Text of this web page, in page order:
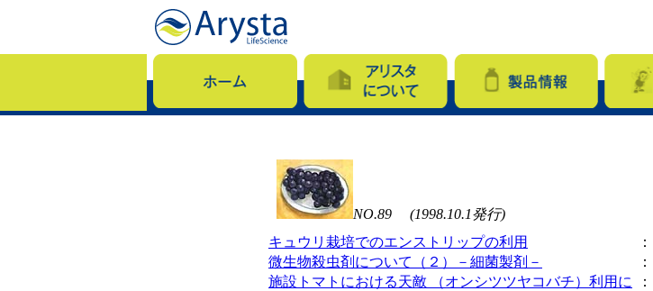
NO.89 (1998.10.1発行)
キュウリ栽培でのエンストリップの利用
：
微生物殺虫剤について（２）－細菌製剤－
：
施設トマトにおける天敵 （オンシツツヤコバチ）利用に
：